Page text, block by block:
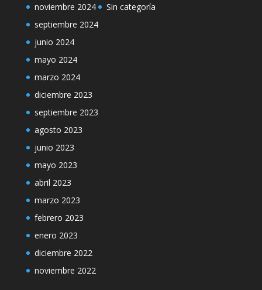
noviembre 2024
septiembre 2024
junio 2024
mayo 2024
marzo 2024
diciembre 2023
septiembre 2023
agosto 2023
junio 2023
mayo 2023
abril 2023
marzo 2023
febrero 2023
enero 2023
diciembre 2022
noviembre 2022
Sin categoría